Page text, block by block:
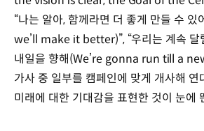
“나는 알아, 함께라면 더 좋게 만들 수
we’ll make it better)”, “우리는 계속 달
내일을 향해(We’re gonna run till a
가사 중 일부를 캠페인에 맞게 개사해 연
미래에 대한 기대감을 표현한 것이 눈에